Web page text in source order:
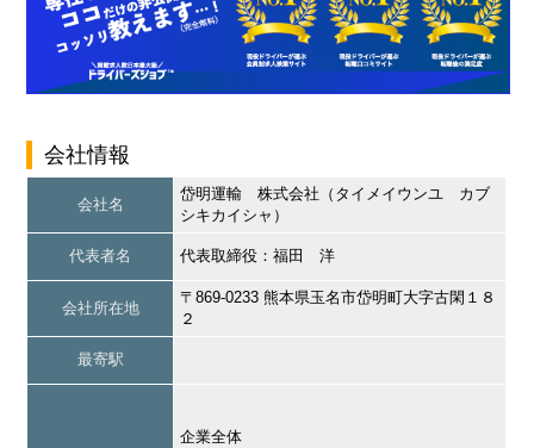
会社情報
会社名
岱明運輸 株式会社（タイメイウンユ カブ
シキカイシャ）
代表者名 代表取締役：福田 洋
会社所在地
〒869-0233 熊本県玉名市岱明町大字古閑１８
２
最寄駅
企業全体